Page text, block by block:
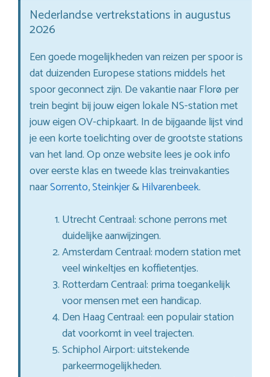
Nederlandse vertrekstations in augustus
2026
Een goede mogelijkheden van reizen per spoor is
dat duizenden Europese stations middels het
spoor geconnect zijn. De vakantie naar Florø per
trein begint bij jouw eigen lokale NS-station met
jouw eigen OV-chipkaart. In de bijgaande lijst vind
je een korte toelichting over de grootste stations
van het land. Op onze website lees je ook info
over eerste klas en tweede klas treinvakanties
naarSorrento,Steinkjer&Hilvarenbeek.
Utrecht Centraal: schone perrons met
duidelijke aanwijzingen.
Amsterdam Centraal: modern station met
veel winkeltjes en koffietentjes.
Rotterdam Centraal: prima toegankelijk
voor mensen met een handicap.
Den Haag Centraal: een populair station
dat voorkomt in veel trajecten.
Schiphol Airport: uitstekende
parkeermogelijkheden.